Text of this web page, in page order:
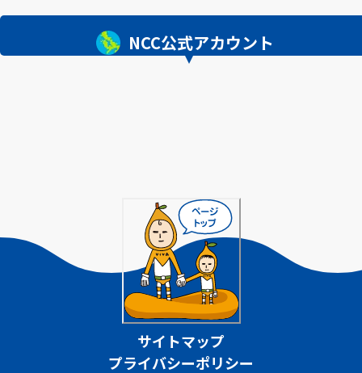
NCC公式アカウント
サイトマップ
プライバシーポリシー